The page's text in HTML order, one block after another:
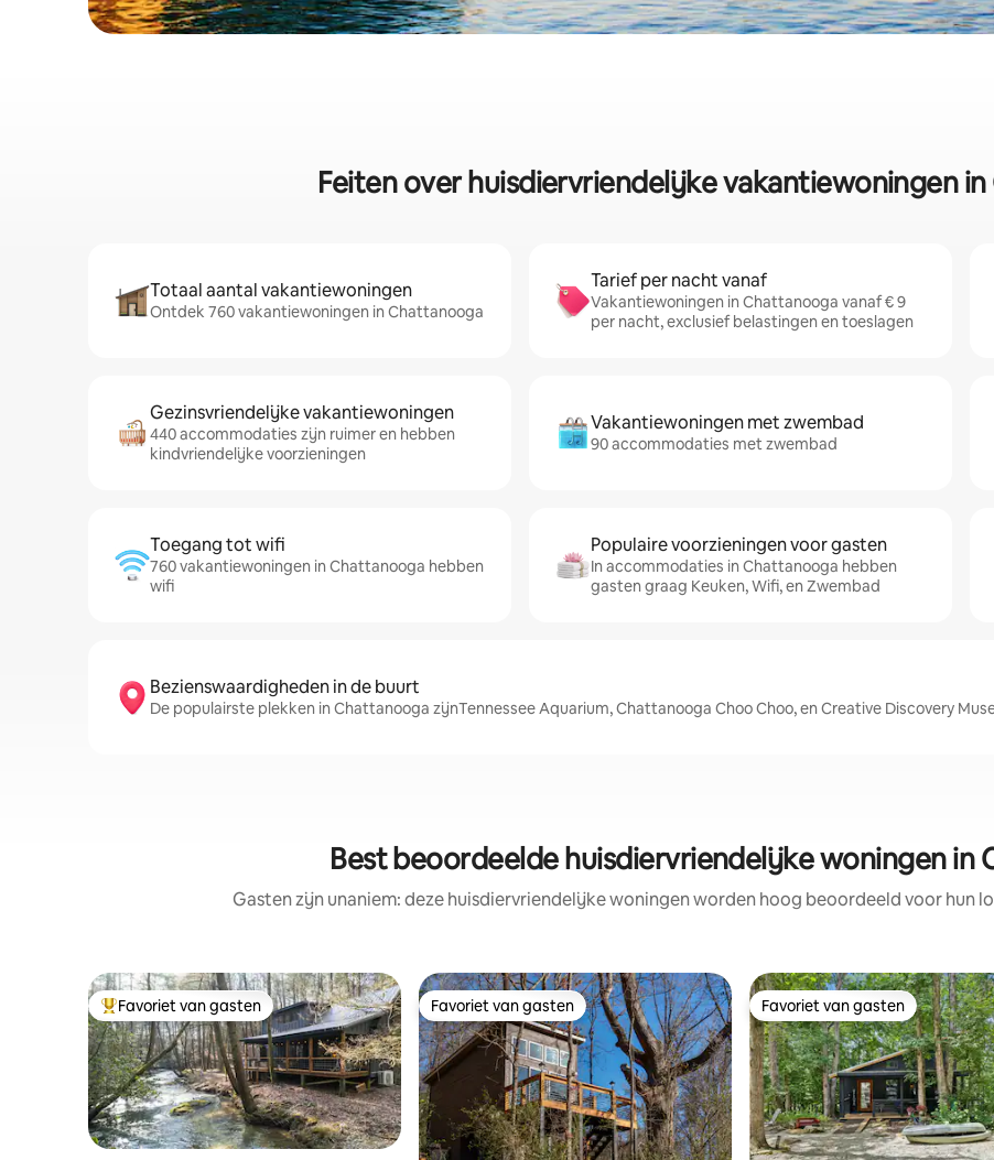
Feiten over huisdiervriendelijke vakantiewoningen
Totaal aantal vakantiewoningen
Ontdek 760 vakantiewoningen in Chattanooga
Tarief per nacht vanaf
Vakantiewoningen in Chattanooga vanaf € 9
per nacht, exclusief belastingen en toeslagen
Gezinsvriendelijke vakantiewoningen
440 accommodaties zijn ruimer en hebben
kindvriendelijke voorzieningen
Vakantiewoningen met zwembad
90 accommodaties met zwembad
Toegang tot wifi
760 vakantiewoningen in Chattanooga hebben
wifi
Populaire voorzieningen voor gasten
In accommodaties in Chattanooga hebben
gasten graag Keuken, Wifi, en Zwembad
Bezienswaardigheden in de buurt
De populairste plekken in Chattanooga zijnTennessee Aquarium, Chattanooga Choo Choo, en Creative Discovery
Best beoordeelde huisdiervriendelijke woningen in
Gasten zijn unaniem: deze huisdiervriendelijke woningen worden hoog beoordeeld voor hun
Topfavoriet van gasten
Favoriet van gasten Favoriet van gasten
Favoriet van gasten Favoriet van gasten
Favoriet van gasten